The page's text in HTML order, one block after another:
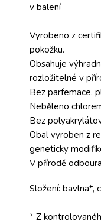
v balení
Vyrobeno z
pokožku.
Obsahuje
rozložitelné v
Bez parfemace,
Neběleno
Bez
Obal vyroben z
geneticky
V přírodě
Složení: bavlna*,
* Z